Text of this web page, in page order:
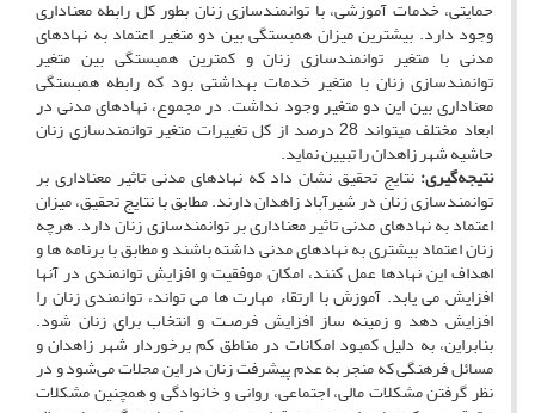
حمایتی، خدمات آموزشی، با توانمندسازی زنان بطور کل رابطه معناداری
وجود دارد. بیشترین میزان همبستگی بین دو متغیر اعتماد به نهادهای
مدنی با متغیر توانمندسازی زنان و کمترین همبستگی بین متغیر
توانمندسازی زنان با متغیر خدمات بهداشتی بود که رابطه همبستگی
معناداری بین این دو متغیر وجود نداشت. در مجموع، نهادهای مدنی در
ابعاد مختلف میتواند 28 درصد از کل تغییرات متغیر توانمندسازی زنان
حاشیه شهر زاهدان را تبیین نماید.
نتیجه‌گیری: نتایج تحقیق نشان داد که نهادهای مدنی تاثیر معناداری بر
توانمندسازی زنان در شیرآباد زاهدان دارند. مطابق با نتایج تحقیق، میزان
اعتماد به نهادهای مدنی تاثیر معناداری بر توانمندسازی زنان دارد. هرچه
زنان اعتماد بیشتری به نهادهای مدنی داشته باشند و مطابق با برنامه ها و
اهداف این نهادها عمل کنند، امکان موفقیت و افزایش توانمندی در آنها
افزایش می یابد. آموزش با ارتقاء مهارت ها می تواند، توانمندی زنان را
افزایش دهد و زمینه ساز افزایش فرصـت و انتخاب برای زنان شود.
بنابراین، به دلیل کمبود امکانات در مناطق کم برخوردار شهر زاهدان و
مسائل فرهنگی که منجر به عدم پیشرفت زنان در این محلات می‌شود و در
نظر گرفتن مشکلات مالی، اجتماعی، روانی و خانوادگی و همچنین مشکلات